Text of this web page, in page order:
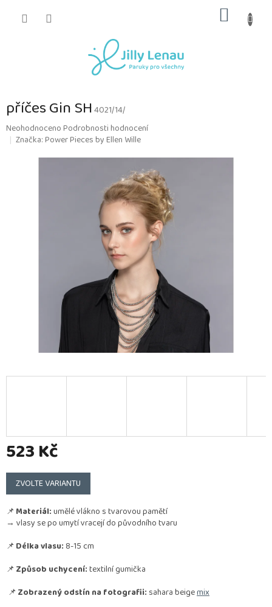
KOŠÍK
příčes Gin SH4021/14/
Průměrné
hodnocení
NeohodnocenoPodrobnosti hodnocení
Značka:Power Pieces by Ellen Wille
523 Kč
Měrná
cena:
ZVOLTE VARIANTU
📌Materiál:umělé vlákno s tvarovou pamětí
→ vlasy se po umytí vracejí do původního tvaru
📌Délka vlasu: 8-15 cm
📌Způsob uchycení:textilní gumička
📌Zobrazený odstín na fotografii: sahara beigemix